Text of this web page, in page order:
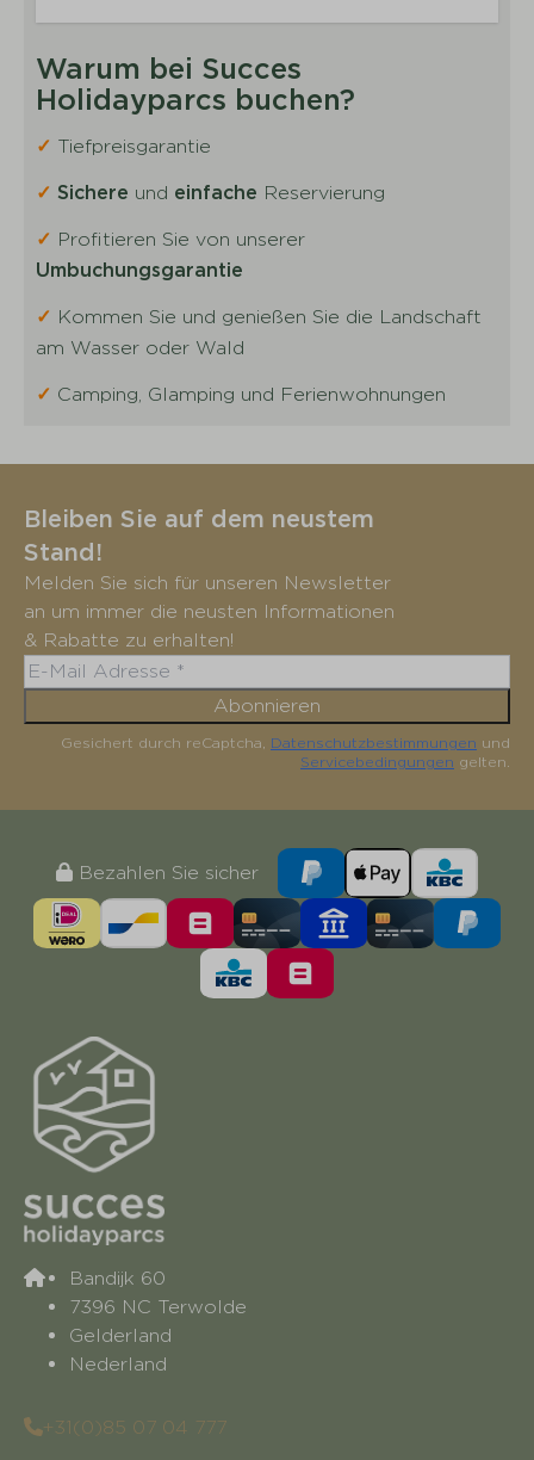
Warum bei Succes
Holidayparcs buchen?
✓ Tiefpreisgarantie
✓ Sichere und einfache Reservierung
✓ Profitieren Sie von unserer
Umbuchungsgarantie
✓ Kommen Sie und genießen Sie die Landschaft
am Wasser oder Wald
✓ Camping, Glamping und Ferienwohnungen
Bleiben Sie auf dem neustem
Stand!
Melden Sie sich für unseren Newsletter
an um immer die neusten Informationen
& Rabatte zu erhalten!
Abonnieren
Gesichert durch reCaptcha, Datenschutzbestimmungen und
Servicebedingungen gelten.
Bezahlen Sie sicher
Bandijk 60
7396 NC Terwolde
Gelderland
Nederland
+31(0)85 07 04 777